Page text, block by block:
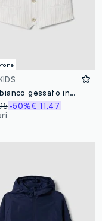
Gilet bianco gessato in puro cotone
-50%€ 11,47